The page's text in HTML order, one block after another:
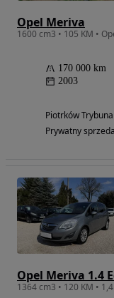
Opel Meriva
1600 cm3 • 105 KM •
170 000 km
2003
Piotrków
Prywatny
Opel Meriva 1.4